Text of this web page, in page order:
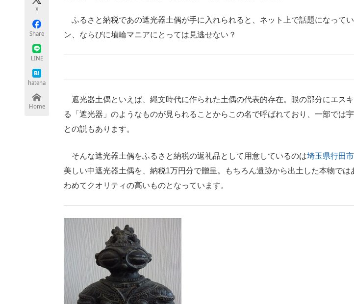
ちょっと気になるネットの話題
X
Share
LINE
hatena
Home
ふるさと納税であの遮光器土偶が手に入れられると、ネット上で話題になって
ン、ならびに埴輪マニアにとっては見逃せない？
遮光器土偶といえば、縄文時代に作られた土偶の代表的存在。眼の部分にエス
る「遮光器」のようなものが見られることからこの名で呼ばれており、一部では
との説もあります。
そんな遮光器土偶をふるさと納税の返礼品として用意しているのは埼玉県行田市
美しい中遮光器土偶を、納税1万円分で贈呈。もちろん遺跡から出土した本物では
わめてクオリティの高いものとなっています。